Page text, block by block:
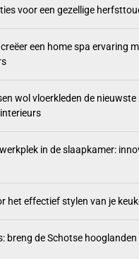
voor een gezellige
een home spa ervaring
wol vloerkleden de
in de slaapkamer:
het effectief stylen van je
breng de Schotse hooglanden